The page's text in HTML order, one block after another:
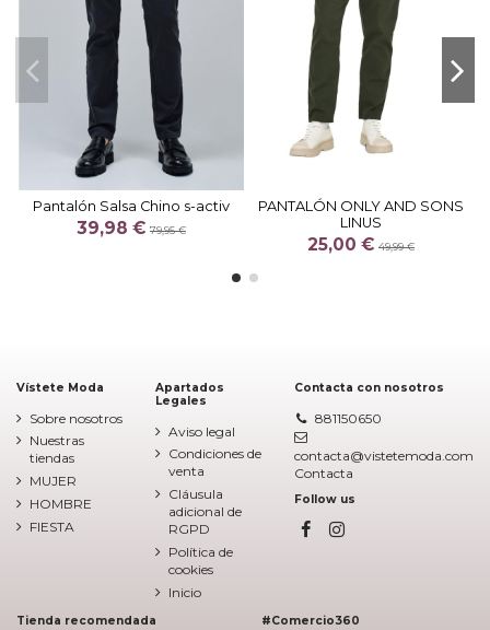
Pantalón Salsa Chino s-activ
39,98 € 79,95 €
PANTALÓN ONLY AND SONS
LINUS
25,00 € 49,99 €
Vístete Moda
Sobre nosotros
Nuestras
tiendas
MUJER
HOMBRE
FIESTA
Apartados
Legales
Aviso legal
Condiciones de
venta
Cláusula
adicional de
RGPD
Política de
cookies
Inicio
Contacta con nosotros
881150650
contacta@vistetemoda.com
Contacta
Follow us
Tienda recomendada #Comercio360